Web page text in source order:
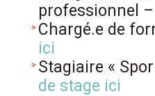
professionnel –
Chargé.e de
ici
Stagiaire «
de stage ici